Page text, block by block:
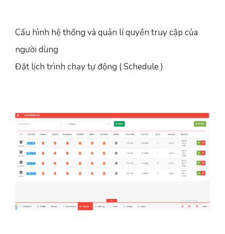
Cấu hình hệ thống và quản lí quyền truy cập của
người dùng
Đặt lịch trình chạy tự động ( Schedule )